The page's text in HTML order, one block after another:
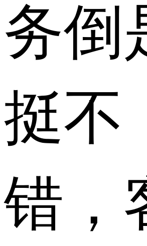
务倒
挺不
错，